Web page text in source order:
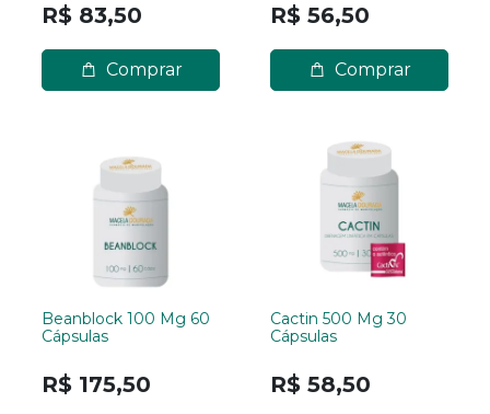
R$ 83,50
Comprar
R$ 56,50
Comprar
Beanblock 100 Mg 60
Cápsulas
R$ 175,50
Cactin 500 Mg 30
Cápsulas
R$ 58,50